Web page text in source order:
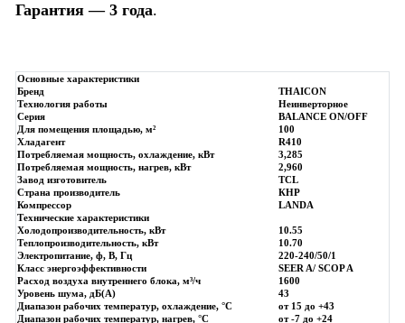
Гарантия — 3 года.
Основные характеристики
Бренд
THAICON
Технология работы
Неинверторное
Серия
BALANCE ON/OFF
Для помещения площадью, м²
100
Хладагент
R410
Потребляемая мощность, охлаждение, кВт
3,285
Потребляемая мощность, нагрев, кВт
2,960
Завод изготовитель
TCL
Страна производитель
КНР
Компрессор
LANDA
Технические характеристики
Холодопроизводительность, кВт
10.55
Теплопроизводительность, кВт
10.70
Электропитание, ф, В, Гц
220-240/50/1
Класс энергоэффективности
SEER A/ SCOP A
Расход воздуха внутреннего блока, м³/ч
1600
Уровень шума, дБ(А)
43
Диапазон рабочих температур, охлаждение, °C
от 15 до +43
Диапазон рабочих температур, нагрев, °C
от -7 до +24